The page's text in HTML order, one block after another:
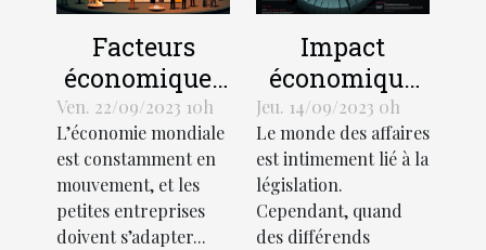
Facteurs
économiques
influant sur la
croissance
des petites
entreprises
Ven. 22/09/2023 10h
L’économie mondiale
est constamment en
mouvement, et les
petites entreprises
doivent s’adapter...
Impact
économique
des litiges
juridiques
Jeu. 14/09/2023 0h
Le monde des affaires
est intimement lié à la
législation.
Cependant, quand
des différends